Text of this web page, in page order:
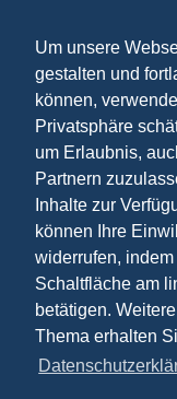
Um unsere
gestalten und
können,
Privatsphäre
um Erlaubnis,
Partnern
Inhalte zur
können Ihre
widerrufen,
Schaltfläche am
betätigen.
Thema erhalten
News
Vortrag für Ev.
Dr.